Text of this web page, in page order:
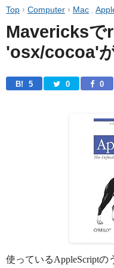
Top › Computer › Mac
Mavericksで
'osx/cocoa'
B! 5 0 0
使っているAppleScriptの